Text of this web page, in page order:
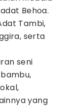
Behoa.
Tambi,
serta
seni
yang